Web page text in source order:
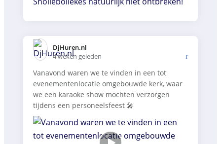
DjHuren.nl️
4 weken geleden
Vanavond waren we te vinden in een tot
evenementenlocatie omgebouwde kerk, waar
we een karaoke show mochten verzorgen
tijdens een personeelsfeest 🎤